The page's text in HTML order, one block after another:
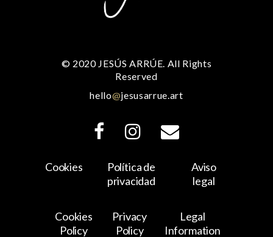
© 2020 JESÚS ARRÚE. All Rights
Reserved
hello@jesusarrue.art
Cookies
Política de
privacidad
Aviso
legal
Cookies
Policy
Privacy
Policy
Legal
Information